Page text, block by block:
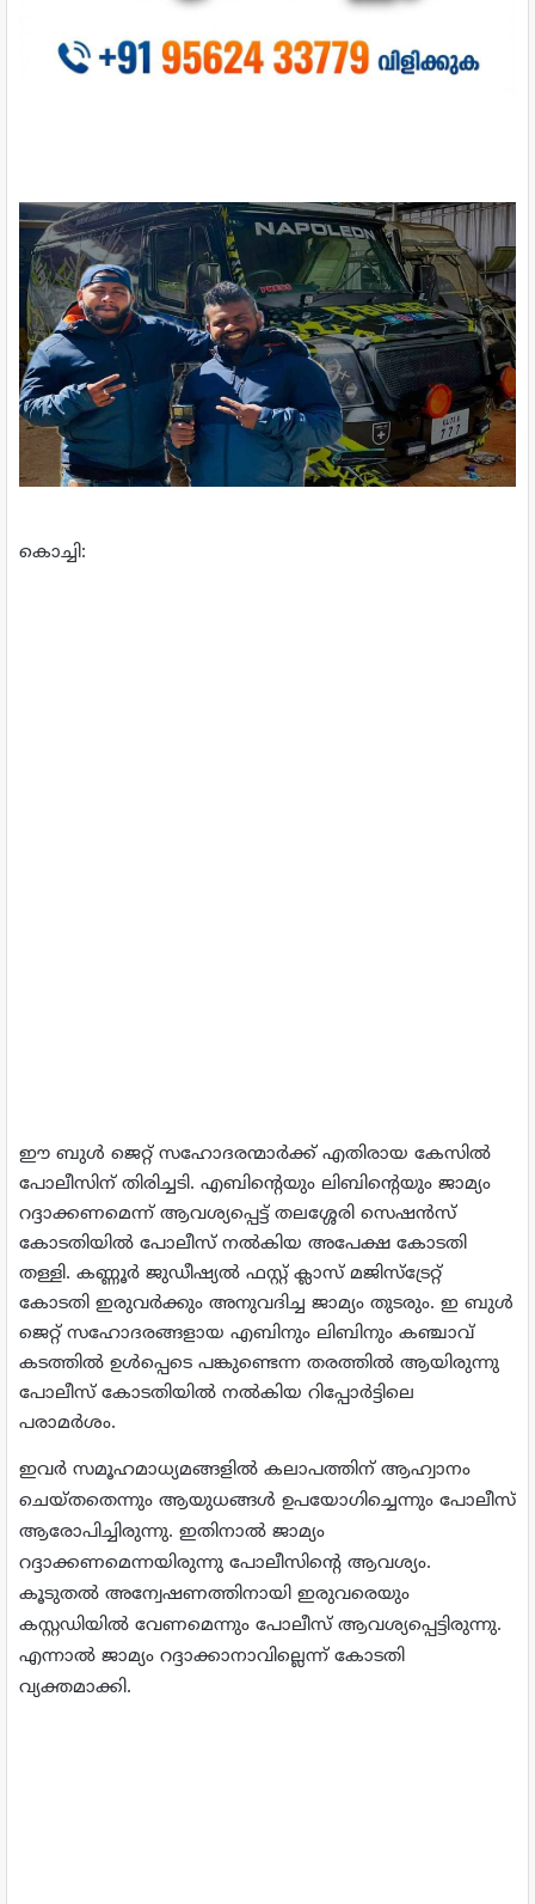
കൊച്ചി:
ഈ ബുള്‍ ജെറ്റ് സഹോദരന്മാര്‍ക്ക് എതിരായ കേസില്‍
പോലീസിന് തിരിച്ചടി. എബിന്റെയും ലിബിന്റെയും ജാമ്യം
റദ്ദാക്കണമെന്ന് ആവശ്യപ്പെട്ട് തലശ്ശേരി സെഷന്‍സ്
കോടതിയില്‍ പോലീസ് നല്‍കിയ അപേക്ഷ കോടതി
തള്ളി. കണ്ണൂര്‍ ജുഡീഷ്യല്‍ ഫസ്റ്റ് ക്ലാസ് മജിസ്‌ട്രേറ്റ്
കോടതി ഇരുവര്‍ക്കും അനുവദിച്ച ജാമ്യം തുടരും. ഇ ബുള്‍
ജെറ്റ് സഹോദരങ്ങളായ എബിനും ലിബിനും കഞ്ചാവ്
കടത്തില്‍ ഉള്‍പ്പെടെ പങ്കുണ്ടെന്ന തരത്തില്‍ ആയിരുന്നു
പോലീസ് കോടതിയില്‍ നല്‍കിയ റിപ്പോര്‍ട്ടിലെ
പരാമര്‍ശം.
ഇവര്‍ സമൂഹമാധ്യമങ്ങളില്‍ കലാപത്തിന് ആഹ്വാനം
ചെയ്തതെന്നും ആയുധങ്ങള്‍ ഉപയോഗിച്ചെന്നും പോലീസ്
ആരോപിച്ചിരുന്നു. ഇതിനാല്‍ ജാമ്യം
റദ്ദാക്കണമെന്നയിരുന്നു പോലീസിന്റെ ആവശ്യം.
കൂടുതല്‍ അന്വേഷണത്തിനായി ഇരുവരെയും
കസ്റ്റഡിയില്‍ വേണമെന്നും പോലീസ് ആവശ്യപ്പെട്ടിരുന്നു.
എന്നാല്‍ ജാമ്യം റദ്ദാക്കാനാവില്ലെന്ന് കോടതി
വ്യക്തമാക്കി.